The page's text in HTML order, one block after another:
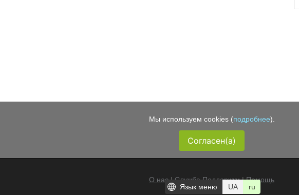
О нас | Служба Поддержки|Помощь
Мы используем cookies (подробнее).
Согласен(а)
Язык меню UA ru